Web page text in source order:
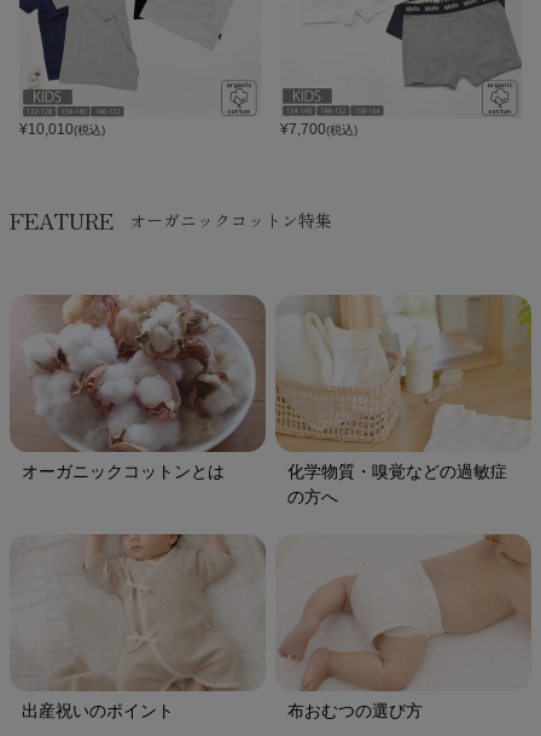
¥10,010(税込) ¥7,700(税込)
FEATURE オーガニックコットン特集
オーガニックコットンとは
化学物質・嗅覚などの過敏症
の方へ
出産祝いのポイント 布おむつの選び方